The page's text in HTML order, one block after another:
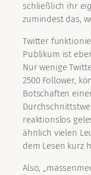
schließlich ihr
zumindest das,
Twitter
Publikum ist
Nur wenige
2500 Follower,
Botschaften
reaktionslos
ähnlich vielen
dem Lesen kurz
Also,